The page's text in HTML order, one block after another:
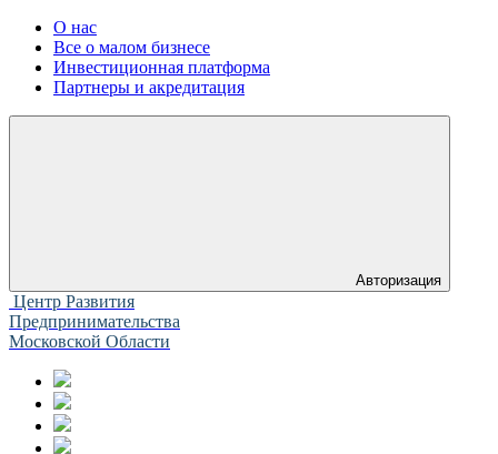
О нас
Все о малом бизнесе
Инвестиционная платформа
Партнеры и акредитация
Авторизация
Центр Развития
Предпринимательства
Московской Области